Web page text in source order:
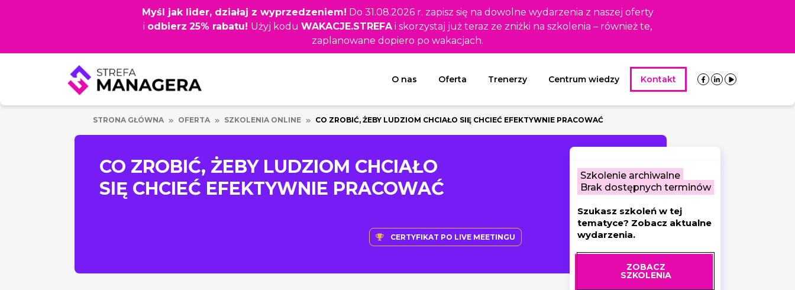
Myśl jak lider, działaj z wyprzedzeniem! Do 31.08.2026 r. zapisz się na dowolne wydarzenia z naszej oferty
i odbierz 25% rabatu! Użyj kodu WAKACJE.STREFAi skorzystaj już teraz ze zniżki na szkolenia – również te,
zaplanowane dopiero po wakacjach.
O nas Oferta Trenerzy Centrum wiedzy Kontakt
STRONA GŁÓWNA OFERTA SZKOLENIA ONLINE CO ZROBIĆ, ŻEBY LUDZIOM CHCIAŁO SIĘ CHCIEĆ EFEKTYWNIE PRACOWAĆ
CO ZROBIĆ, ŻEBY LUDZIOM CHCIAŁO
SIĘ CHCIEĆ EFEKTYWNIE PRACOWAĆ
CERTYFIKAT PO LIVE MEETINGU
Szkolenie archiwalne
Brak dostępnych terminów
Szukasz szkoleń w tej
tematyce? Zobacz aktualne
wydarzenia.
ZOBACZ
SZKOLENIA